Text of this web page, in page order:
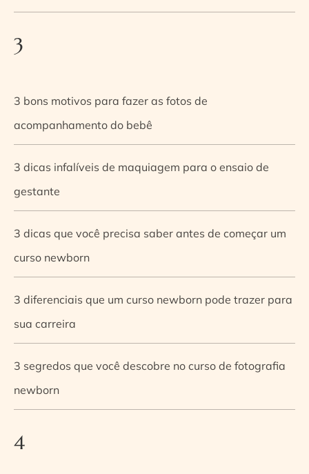
3
3 bons motivos para fazer as fotos de
acompanhamento do bebê
3 dicas infalíveis de maquiagem para o ensaio de
gestante
3 dicas que você precisa saber antes de começar um
curso newborn
3 diferenciais que um curso newborn pode trazer para
sua carreira
3 segredos que você descobre no curso de fotografia
newborn
4